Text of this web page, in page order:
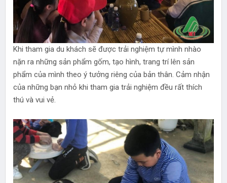
Khi tham gia du khách sẽ được trải nghiệm tự mình nhào
nặn ra những sản phẩm gốm, tạo hình, trang trí lên sản
phẩm của mình theo ý tưởng riêng của bản thân. Cảm nhận
của những bạn nhỏ khi tham gia trải nghiệm đều rất thích
thú và vui vẻ.